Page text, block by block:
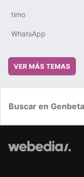
timo
WhatsApp
VER MÁS TEMAS